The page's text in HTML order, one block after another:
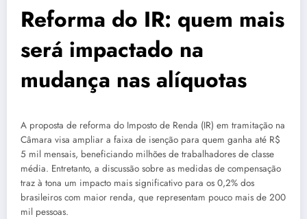
Reforma do IR: quem mais
será impactado na
mudança nas alíquotas
A proposta de reforma do Imposto de Renda (IR) em tramitação na
Câmara visa ampliar a faixa de isenção para quem ganha até R$
5 mil mensais, beneficiando milhões de trabalhadores de classe
média. Entretanto, a discussão sobre as medidas de compensação
traz à tona um impacto mais significativo para os 0,2% dos
brasileiros com maior renda, que representam pouco mais de 200
mil pessoas.